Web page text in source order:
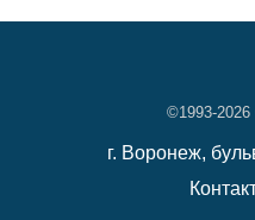
©1993-2026
г. Воронеж,